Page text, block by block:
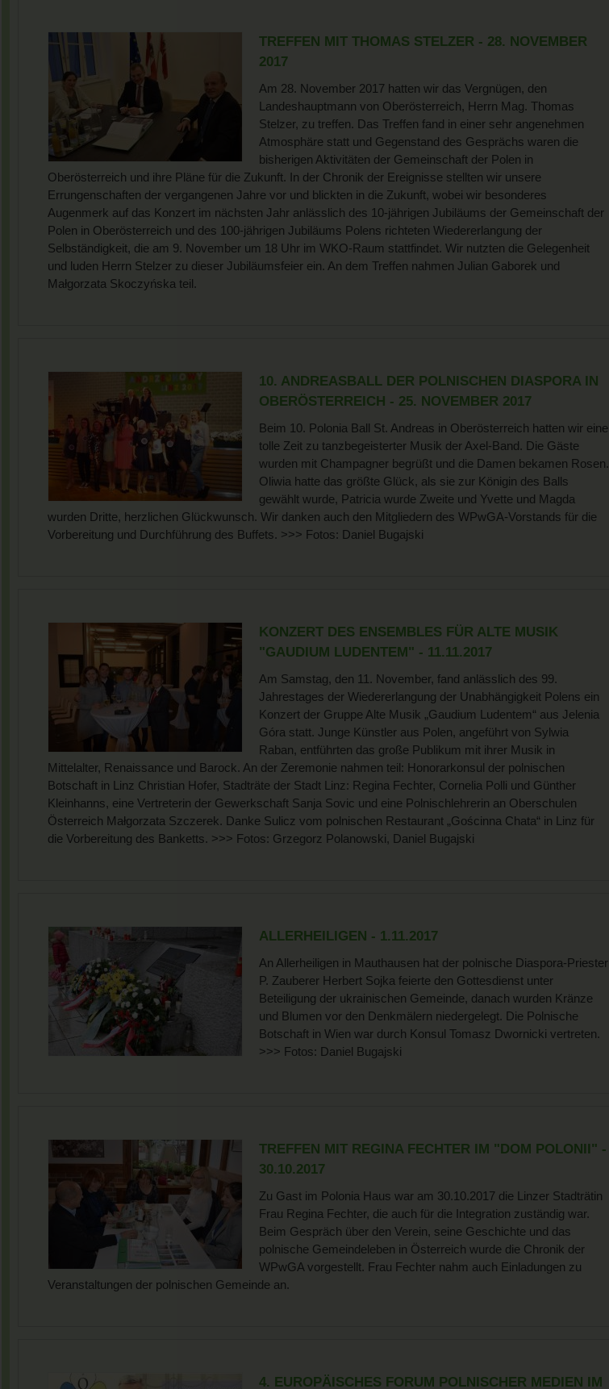
TREFFEN MIT THOMAS STELZER - 28. NOVEMBER
2017
Am 28. November 2017 hatten wir das Vergnügen, den
Landeshauptmann von Oberösterreich, Herrn Mag. Thomas
Stelzer, zu treffen. Das Treffen fand in einer sehr angenehmen
Atmosphäre statt und Gegenstand des Gesprächs waren die
bisherigen Aktivitäten der Gemeinschaft der Polen in
Oberösterreich und ihre Pläne für die Zukunft. In der Chronik der Ereignisse stellten wir unsere
Errungenschaften der vergangenen Jahre vor und blickten in die Zukunft, wobei wir besonderes
Augenmerk auf das Konzert im nächsten Jahr anlässlich des 10-jährigen Jubiläums der Gemeinschaft der
Polen in Oberösterreich und des 100-jährigen Jubiläums Polens richteten Wiedererlangung der
Selbständigkeit, die am 9. November um 18 Uhr im WKO-Raum stattfindet. Wir nutzten die Gelegenheit
und luden Herrn Stelzer zu dieser Jubiläumsfeier ein. An dem Treffen nahmen Julian Gaborek und
Małgorzata Skoczyńska teil.
10. ANDREASBALL DER POLNISCHEN DIASPORA IN
OBERÖSTERREICH - 25. NOVEMBER 2017
Beim 10. Polonia Ball St. Andreas in Oberösterreich hatten wir eine
tolle Zeit zu tanzbegeisterter Musik der Axel-Band. Die Gäste
wurden mit Champagner begrüßt und die Damen bekamen Rosen.
Oliwia hatte das größte Glück, als sie zur Königin des Balls
gewählt wurde, Patricia wurde Zweite und Yvette und Magda
wurden Dritte, herzlichen Glückwunsch. Wir danken auch den Mitgliedern des WPwGA-Vorstands für die
Vorbereitung und Durchführung des Buffets. >>> Fotos: Daniel Bugajski
KONZERT DES ENSEMBLES FÜR ALTE MUSIK
"GAUDIUM LUDENTEM" - 11.11.2017
Am Samstag, den 11. November, fand anlässlich des 99.
Jahrestages der Wiedererlangung der Unabhängigkeit Polens ein
Konzert der Gruppe Alte Musik „Gaudium Ludentem“ aus Jelenia
Góra statt. Junge Künstler aus Polen, angeführt von Sylwia
Raban, entführten das große Publikum mit ihrer Musik in
Mittelalter, Renaissance und Barock. An der Zeremonie nahmen teil: Honorarkonsul der polnischen
Botschaft in Linz Christian Hofer, Stadträte der Stadt Linz: Regina Fechter, Cornelia Polli und Günther
Kleinhanns, eine Vertreterin der Gewerkschaft Sanja Sovic und eine Polnischlehrerin an Oberschulen
Österreich Małgorzata Szczerek. Danke Sulicz vom polnischen Restaurant „Gościnna Chata“ in Linz für
die Vorbereitung des Banketts. >>> Fotos: Grzegorz Polanowski, Daniel Bugajski
ALLERHEILIGEN - 1.11.2017
An Allerheiligen in Mauthausen hat der polnische Diaspora-Priester
P. Zauberer Herbert Sojka feierte den Gottesdienst unter
Beteiligung der ukrainischen Gemeinde, danach wurden Kränze
und Blumen vor den Denkmälern niedergelegt. Die Polnische
Botschaft in Wien war durch Konsul Tomasz Dwornicki vertreten.
>>> Fotos: Daniel Bugajski
TREFFEN MIT REGINA FECHTER IM "DOM POLONII" -
30.10.2017
Zu Gast im Polonia Haus war am 30.10.2017 die Linzer Stadträtin
Frau Regina Fechter, die auch für die Integration zuständig war.
Beim Gespräch über den Verein, seine Geschichte und das
polnische Gemeindeleben in Österreich wurde die Chronik der
WPwGA vorgestellt. Frau Fechter nahm auch Einladungen zu
Veranstaltungen der polnischen Gemeinde an.
4. EUROPÄISCHES FORUM POLNISCHER MEDIEN IM